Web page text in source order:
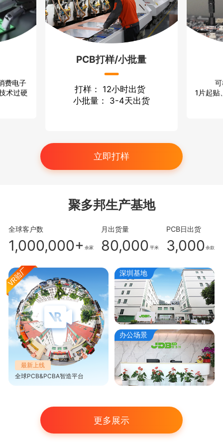
费电子
术过硬
PCB打样/小批量
打样： 12小时出货
小批量： 3-4天出货
1片起贴
立即打样
聚多邦生产基地
全球客户数
1,000,000+ 余家
月出货量
80,000 平米
PCB日出货
3,000 余款
最新上线
全球PCB&PCBA智造平台
深圳基地
办公场景
更多展示